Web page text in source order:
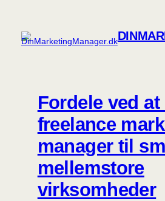
indhold
Fordele ved
freelance
manager til
mellemstore
virksomheder